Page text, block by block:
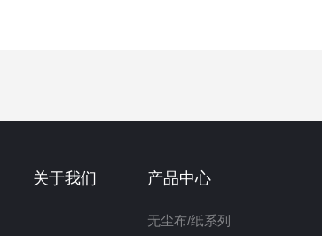
关于我们 产品中心
无尘布/纸系列